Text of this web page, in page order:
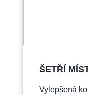
ŠETŘÍ
Vylepšená